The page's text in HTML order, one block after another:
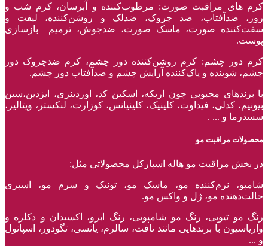
کرم های مراقبت صورت: مرطوب‌کننده و آبرسان، کرم شب و
روز، ضدآفتاب، ضد چروک، ضدلک و روشن‌کننده، لیفت و
سفت‌کننده صورت، ماسک صورت، ضدجوش، ترمیم بازسازی
پوست.
کرم دور چشم: کرم روشن‌کننده دور چشم، کرم ضدچروک دور
چشم، شوینده و پاک‌کننده آرایش چشم و ضدآفتاب دور چشم.
با برند‌های محبوبی چون اریکه، اسکین کد، اوردینری، ایزدین،سین
بیونیم، کدلی، فیداوت، کلینیک، کلینیانس، کوزارت، لنکستر، ویتالیر،
سسدرما و ... .
محصولات مراقبت مو
در بخش مراقبت مو هاله اسپارکل محصولاتی مثل:
شامپو، نرم‌کننده مو، ماسک مو، تونیک و سرم مو، اسپری
حالت‌دهنده مو، ژل و واکس مو.
رنگ مو تیوپی، رنگ مو شامپویی، رنگ ابرو، اکسیدان و دکلره و
واریاسیون با برند‌هایی مانند تافت، سالرم، یانسی، تگودور، اسپانول
و ...